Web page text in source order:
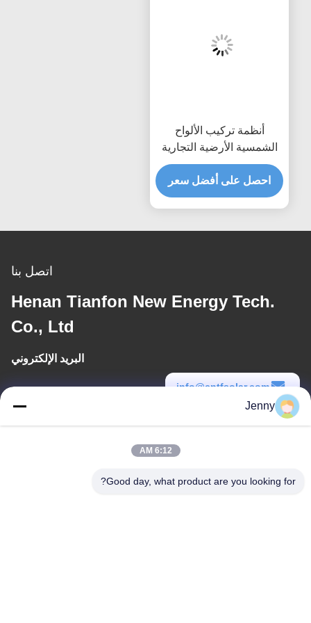
أنظمة تركيب الألواح
الشمسية الأرضية التجارية
حمل الرياح يصل إلى 80
مترًا في الثانية مصممة
لمقاومة الرياح القصوى
احصل على أفضل سعر
اتصل بنا
Henan Tianfon New Energy Tech.
Co., Ltd
البريد الإلكتروني
info@cntfsolar.com
Jenny
6:12 AM
Good day, what product are you looking for?